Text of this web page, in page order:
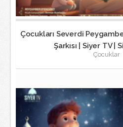
Çocukları Severdi
Şarkısı | Siyer TV |
Çocuklar